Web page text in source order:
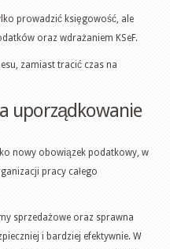
prowadzić księgowość, ale
oraz wdrażaniem KSeF.
zamiast tracić czas na
uporządkowanie
nowy obowiązek podatkowy, w
pracy całego
sprzedażowe oraz sprawna
i bardziej efektywnie. W